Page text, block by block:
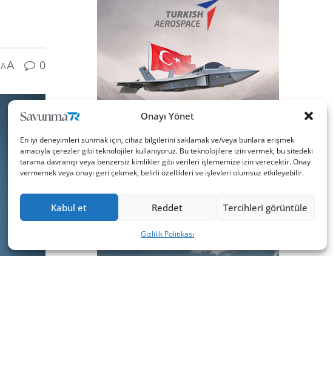
Onayı Yönet
En iyi deneyimleri sunmak için, cihaz bilgilerini saklamak ve/veya bunlara erişmek
amacıyla çerezler gibi teknolojiler kullanıyoruz. Bu teknolojilere izin vermek, bu sitedeki
tarama davranışı veya benzersiz kimlikler gibi verileri işlememize izin verecektir. Onay
vermemek veya onayı geri çekmek, belirli özellikleri ve işlevleri olumsuz etkileyebilir.
Kabul et Reddet Tercihleri görüntüle
Gizlilik Politikası
AA 0